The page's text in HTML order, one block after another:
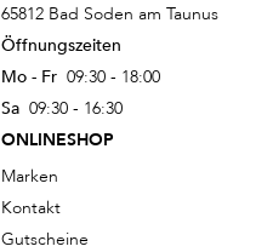
65812 Bad Soden am Taunus
Öffnungszeiten
Mo - Fr 09:30 - 18:00
Sa 09:30 - 16:30
ONLINESHOP
Marken
Kontakt
Gutscheine